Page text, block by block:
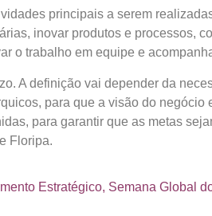
principais a serem
inovar produtos e processos,
o trabalho em equipe e
A definição vai depender da
para que a visão do
para garantir que as metas
Floripa.
Estratégico, Semana Global